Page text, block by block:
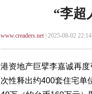
“李超
www.creaders.net| 2025-08-02
港资地产巨擘李嘉诚再
次性释出约400套住宅单